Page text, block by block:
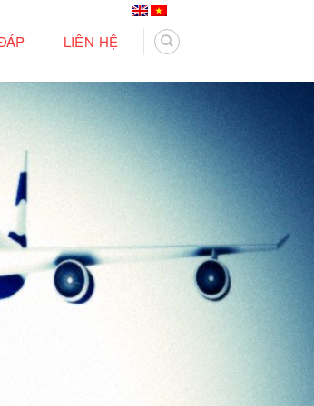
LIÊN HỆ